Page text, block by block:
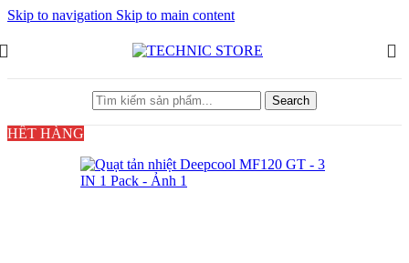
Skip to navigation Skip to main content
Search
HẾT HÀNG